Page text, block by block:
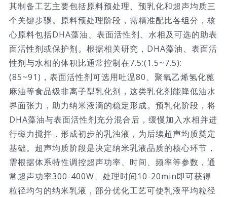
其制备工艺主要包括原料预处理、预乳化和超声均质三
个关键步骤。原料预处理阶段，需精准配比各组分，核
心原料包括DHA藻油、表面活性剂、水相及可选的助表
面活性剂或保护剂。根据相关研究，DHA藻油、表面活
性剂与水相的体积比通常控制在7.5:(1.5~7.5):
(85~91)，表面活性剂可选用吐温80、聚氧乙烯氢化蓖
麻油等食品级非离子型乳化剂，这类乳化剂能降低油水
界面张力，助力纳米液滴的稳定形成。预乳化阶段，将
DHA藻油与表面活性剂充分混合后，缓慢加入水相并进
行磁力搅拌，形成初步的乳浊液，为后续超声均质奠定
基础。超声均质阶段是决定纳米乳液品质的核心环节，
需根据体系特性调控超声功率、时间、频率等参数，通
常超声功率300-400W、处理时间10-20min即可获得
粒径均匀的纳米乳液，部分优化工艺可使乳液平均粒径